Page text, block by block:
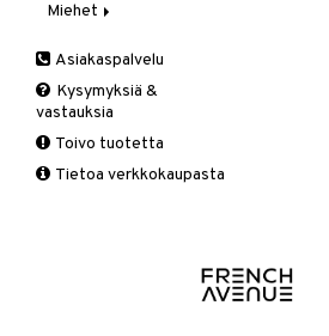
Calyx
Clinique Happy For Men
Aurinkosuoja
Miehet
Ironhoito
Kirkastus
Parranajo &
Ihonpuhdistus
Asiakaspalvelu
Kysymyksiä &
vastauksia
Toivo tuotetta
Tietoa verkkokaupasta